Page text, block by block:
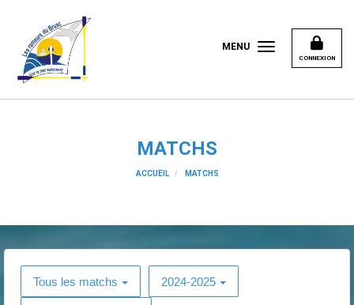
CONNEXION
MENU
MATCHS
ACCUEIL MATCHS
Tous les matchs 2024-2025